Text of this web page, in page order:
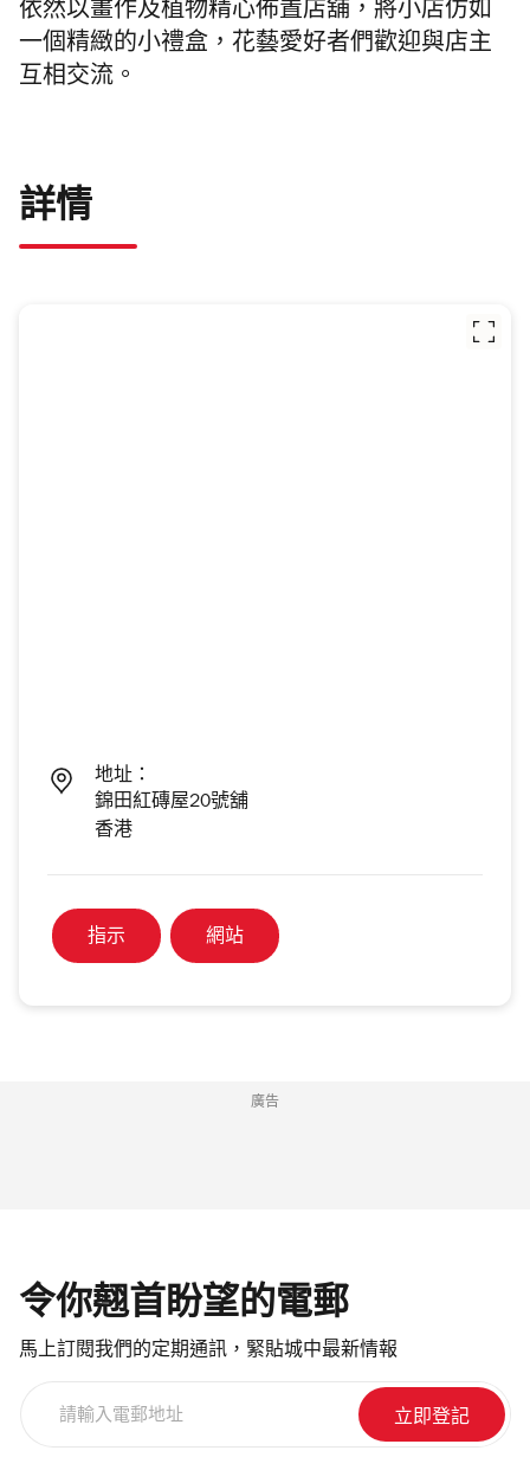
依然以畫作及植物精心佈置店舖，將小店仿如
一個精緻的小禮盒，花藝愛好者們歡迎與店主
互相交流。
詳情
地址：
錦田紅磚屋20號舖
香港
指示 網站
廣告
令你翹首盼望的電郵
馬上訂閱我們的定期通訊，緊貼城中最新情報